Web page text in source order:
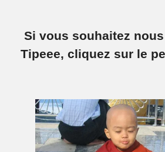
Si vous souhaitez
Tipeee, cliquez sur le